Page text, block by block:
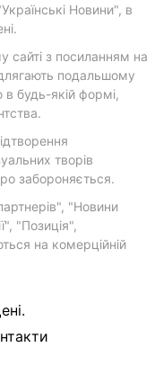
Новини", в
сайті з посиланням на
подальшому
будь-якій формі,
творів
забороняється.
"Новини
"Позиція",
на комерційній